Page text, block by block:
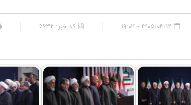
۱۴۰۵/۰۴/۱۲ - ۱۹:۰۴ کد خبر: ۶۶۳۲